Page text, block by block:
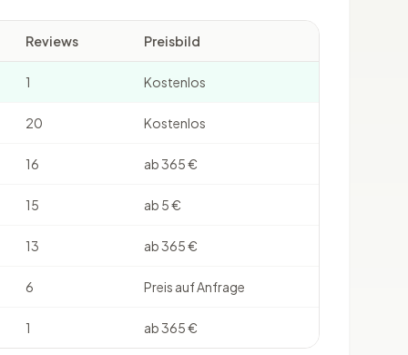
Reviews Preisbild
1 Kostenlos
20 Kostenlos
16 ab 365 €
15 ab 5 €
13 ab 365 €
6 Preis auf Anfrage
1 ab 365 €